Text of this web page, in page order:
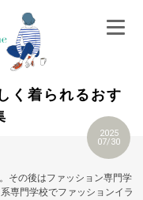
く着られるおす
2025
07/30
その後はファッション専門学
専門学校でファッションイラ